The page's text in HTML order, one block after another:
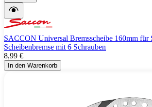
SACCON Universal Bremsscheibe 160mm für
Scheibenbremse mit 6 Schrauben
8,99 €
In den Warenkorb